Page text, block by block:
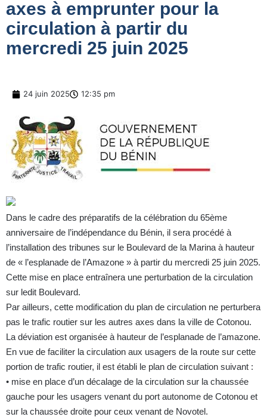
axes à emprunter pour la
circulation à partir du
mercredi 25 juin 2025
24 juin 2025 12:35 pm
Dans le cadre des préparatifs de la célébration du 65ème
anniversaire de l’indépendance du Bénin, il sera procédé à
l’installation des tribunes sur le Boulevard de la Marina à hauteur
de « l’esplanade de l’Amazone » à partir du mercredi 25 juin 2025.
Cette mise en place entraînera une perturbation de la circulation
sur ledit Boulevard.
Par ailleurs, cette modification du plan de circulation ne perturbera
pas le trafic routier sur les autres axes dans la ville de Cotonou.
La déviation est organisée à hauteur de l’esplanade de l’amazone.
En vue de faciliter la circulation aux usagers de la route sur cette
portion de trafic routier, il est établi le plan de circulation suivant :
• mise en place d’un décalage de la circulation sur la chaussée
gauche pour les usagers venant du port autonome de Cotonou et
sur la chaussée droite pour ceux venant de Novotel.